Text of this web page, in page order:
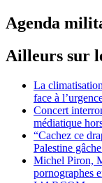
Agenda
Ailleurs sur
La
face à
Concert
médiatique
“Cachez ce
Palestine
Michel Piron,
pornographes